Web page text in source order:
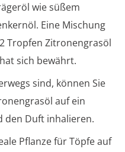
wie süßem
Eine Mischung
Tropfen Zitronengrasöl
sich bewährt.
sind, können Sie
auf ein
den Duft inhalieren.
Pflanze für Töpfe auf